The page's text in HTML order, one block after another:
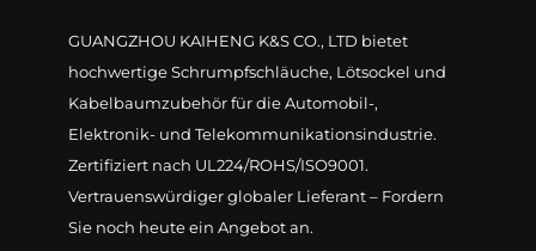
GUANGZHOU KAIHENG K&S CO., LTD bietet
hochwertige Schrumpfschläuche, Lötsockel und
Kabelbaumzubehör für die Automobil-,
Elektronik- und Telekommunikationsindustrie.
Zertifiziert nach UL224/ROHS/ISO9001.
Vertrauenswürdiger globaler Lieferant – Fordern
Sie noch heute ein Angebot an.